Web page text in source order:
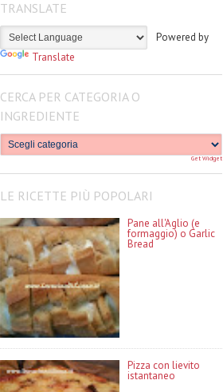
TRANSLATE
Powered by
Translate
CERCA PER CATEGORIA O
INGREDIENTE
Get Widget
LE RICETTE PIÙ POPOLARI
Pane all'Aglio (e
formaggio) o Garlic
Bread
Pizza con lievito
istantaneo